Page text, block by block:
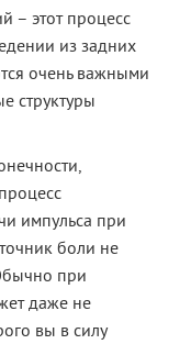
– этот процесс
из задних
очень важными
структуры
импульса при
боли не
при
даже не
вы в силу